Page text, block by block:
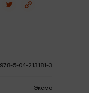
978-5-04-213181-3
Эксмо